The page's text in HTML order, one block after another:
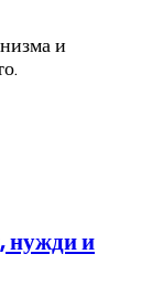
и
нужди и